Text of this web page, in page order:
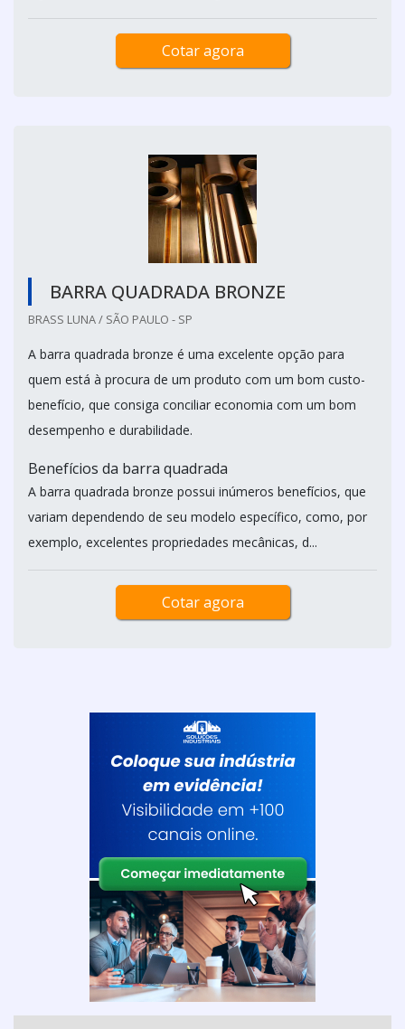
Cotar agora
BARRA QUADRADA BRONZE
BRASS LUNA / SÃO PAULO - SP
A barra quadrada bronze é uma excelente opção para
quem está à procura de um produto com um bom custo-
benefício, que consiga conciliar economia com um bom
desempenho e durabilidade.
Benefícios da barra quadrada
A barra quadrada bronze possui inúmeros benefícios, que
variam dependendo de seu modelo específico, como, por
exemplo, excelentes propriedades mecânicas, d...
Cotar agora